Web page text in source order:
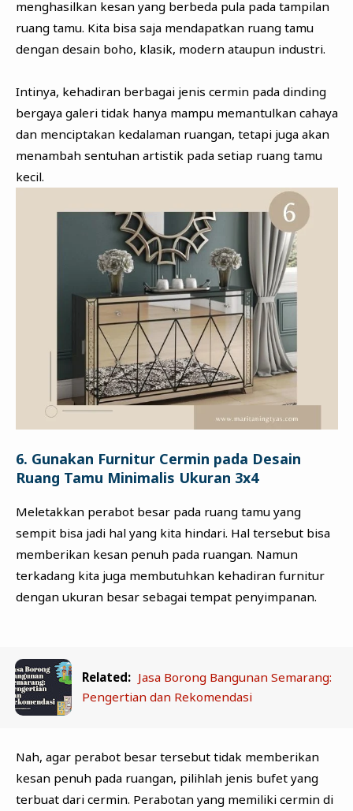
menghasilkan kesan yang berbeda pula pada tampilan
ruang tamu. Kita bisa saja mendapatkan ruang tamu
dengan desain boho, klasik, modern ataupun industri.
Intinya, kehadiran berbagai jenis cermin pada dinding
bergaya galeri tidak hanya mampu memantulkan cahaya
dan menciptakan kedalaman ruangan, tetapi juga akan
menambah sentuhan artistik pada setiap ruang tamu
kecil.
6. Gunakan Furnitur Cermin pada Desain
Ruang Tamu Minimalis Ukuran 3x4
Meletakkan perabot besar pada ruang tamu yang
sempit bisa jadi hal yang kita hindari. Hal tersebut bisa
memberikan kesan penuh pada ruangan. Namun
terkadang kita juga membutuhkan kehadiran furnitur
dengan ukuran besar sebagai tempat penyimpanan.
Related: Jasa Borong Bangunan Semarang:
Pengertian dan Rekomendasi
Nah, agar perabot besar tersebut tidak memberikan
kesan penuh pada ruangan, pilihlah jenis bufet yang
terbuat dari cermin. Perabotan yang memiliki cermin di